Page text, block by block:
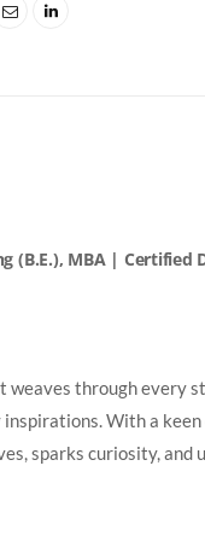
weaves through every
With a
sparks curiosity,